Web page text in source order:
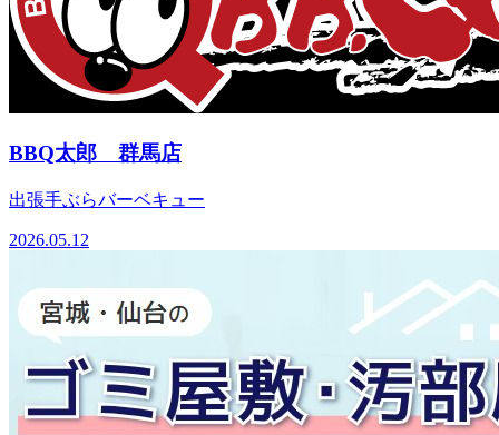
BBQ太郎 群馬店
出張手ぶらバーベキュー
2026.05.12